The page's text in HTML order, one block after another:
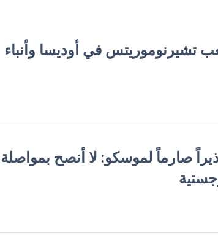
في أوديسا وأنباء
صارماً لموسكو: لا أنصح بمواصلة